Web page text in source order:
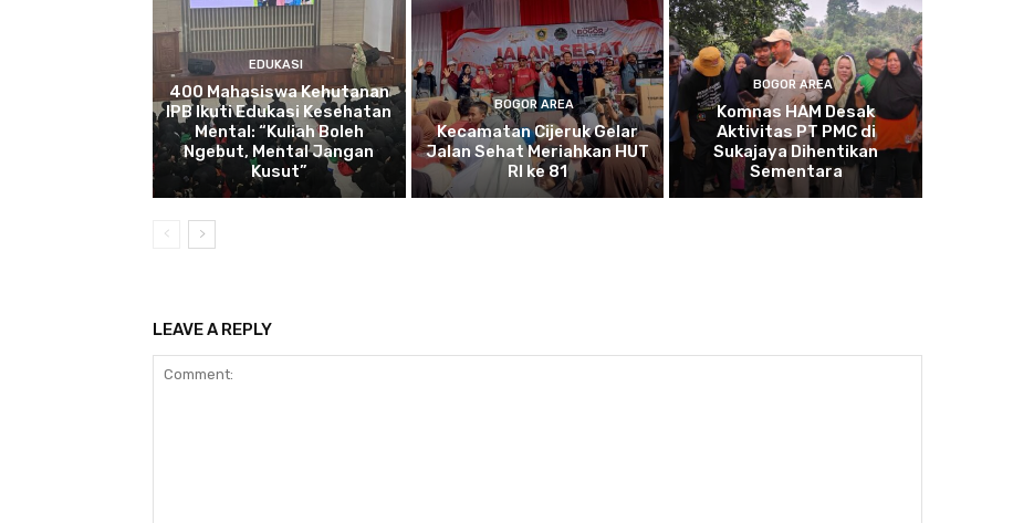
EDUKASI
400 Mahasiswa Kehutanan
IPB Ikuti Edukasi Kesehatan
Mental: “Kuliah Boleh
Ngebut, Mental Jangan
Kusut”
BOGOR AREA
Kecamatan Cijeruk Gelar
Jalan Sehat Meriahkan HUT
RI ke 81
BOGOR AREA
Komnas HAM Desak
Aktivitas PT PMC di
Sukajaya Dihentikan
Sementara
LEAVE A REPLY